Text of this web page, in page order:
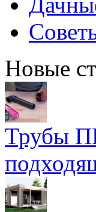
Новые
Трубы